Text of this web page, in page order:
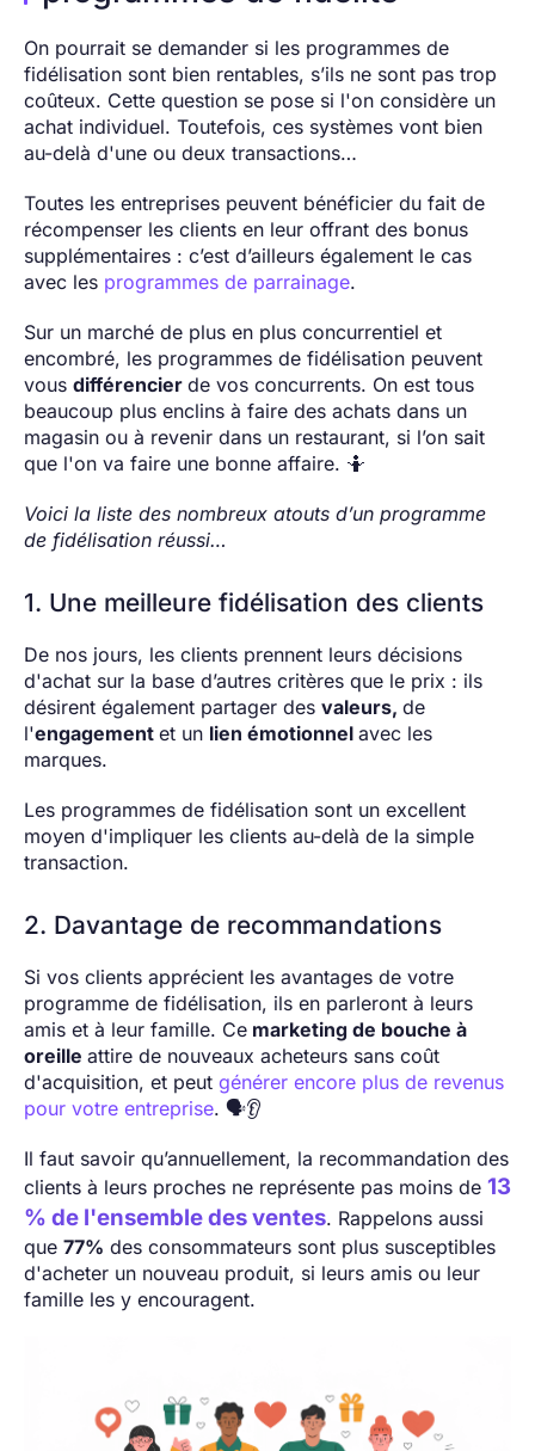
On pourrait se demander si les programmes de
fidélisation sont bien rentables, s’ils ne sont pas trop
coûteux. Cette question se pose si l'on considère un
achat individuel. Toutefois, ces systèmes vont bien
au-delà d'une ou deux transactions…
Toutes les entreprises peuvent bénéficier du fait de
récompenser les clients en leur offrant des bonus
supplémentaires : c’est d’ailleurs également le cas
avec les programmes de parrainage.
Sur un marché de plus en plus concurrentiel et
encombré, les programmes de fidélisation peuvent
vous différencier de vos concurrents. On est tous
beaucoup plus enclins à faire des achats dans un
magasin ou à revenir dans un restaurant, si l’on sait
que l'on va faire une bonne affaire. 🤷
Voici la liste des nombreux atouts d’un programme
de fidélisation réussi…
1. Une meilleure fidélisation des clients
De nos jours, les clients prennent leurs décisions
d'achat sur la base d’autres critères que le prix : ils
désirent également partager des valeurs, de
l'engagement et un lien émotionnel avec les
marques.
Les programmes de fidélisation sont un excellent
moyen d'impliquer les clients au-delà de la simple
transaction.
2. Davantage de recommandations
Si vos clients apprécient les avantages de votre
programme de fidélisation, ils en parleront à leurs
amis et à leur famille. Ce marketing de bouche à
oreille attire de nouveaux acheteurs sans coût
d'acquisition, et peut générer encore plus de revenus
pour votre entreprise. 🗣️👂
Il faut savoir qu’annuellement, la recommandation des
clients à leurs proches ne représente pas moins de 13
% de l'ensemble des ventes. Rappelons aussi
que 77% des consommateurs sont plus susceptibles
d'acheter un nouveau produit, si leurs amis ou leur
famille les y encouragent.